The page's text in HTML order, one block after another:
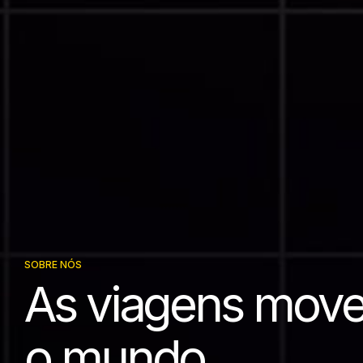
SOBRE NÓS
As viagens